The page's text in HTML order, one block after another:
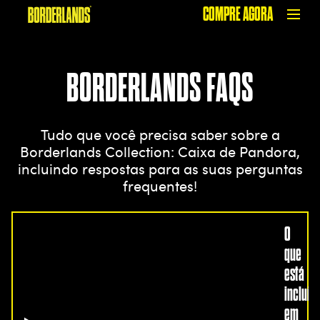
COMPRE AGORA
BORDERLANDS FAQS
Tudo que você precisa saber sobre a
Borderlands Collection: Caixa de Pandora,
incluindo respostas para as suas perguntas
frequentes!
O
que
está
em